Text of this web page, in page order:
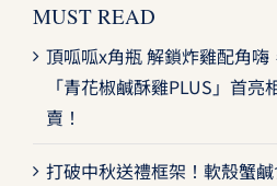
MUST READ
頂呱呱x角瓶 解鎖炸雞配角嗨
「青花椒鹹酥雞PLUS」首
賣！
打破中秋送禮框架！軟殼蟹